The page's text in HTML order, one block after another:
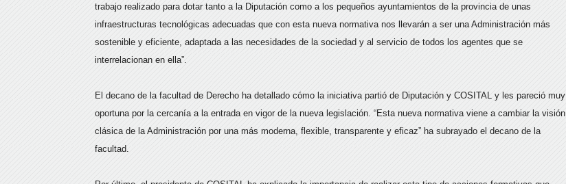
trabajo realizado para dotar tanto a la Diputación como a los pequeños ayuntamientos de la provincia de unas
infraestructuras tecnológicas adecuadas que con esta nueva normativa nos llevarán a ser una Administración más
sostenible y eficiente, adaptada a las necesidades de la sociedad y al servicio de todos los agentes que se
interrelacionan en ella”.
El decano de la facultad de Derecho ha detallado cómo la iniciativa partió de Diputación y COSITAL y les pareció muy
oportuna por la cercanía a la entrada en vigor de la nueva legislación. “Esta nueva normativa viene a cambiar la visión
clásica de la Administración por una más moderna, flexible, transparente y eficaz” ha subrayado el decano de la
facultad.